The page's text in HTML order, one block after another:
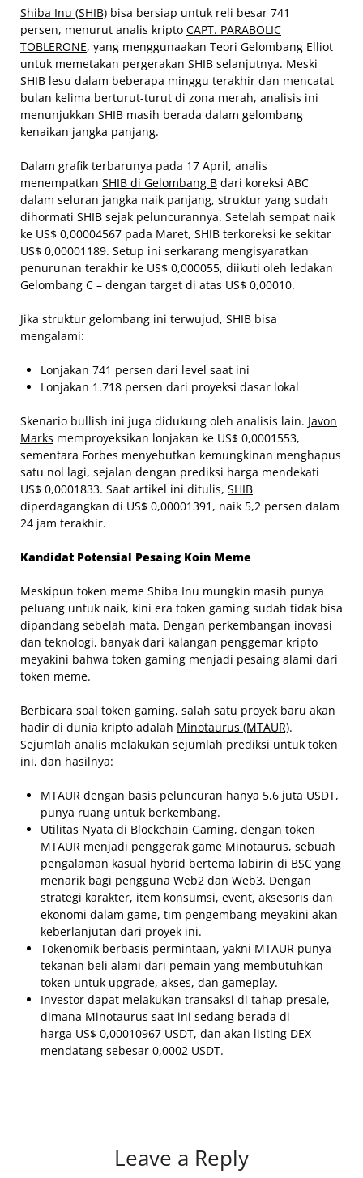
Shiba Inu (SHIB) bisa bersiap untuk reli besar 741
persen, menurut analis kripto CAPT. PARABOLIC
TOBLERONE, yang menggunaakan Teori Gelombang Elliot
untuk memetakan pergerakan SHIB selanjutnya. Meski
SHIB lesu dalam beberapa minggu terakhir dan mencatat
bulan kelima berturut-turut di zona merah, analisis ini
menunjukkan SHIB masih berada dalam gelombang
kenaikan jangka panjang.
Dalam grafik terbarunya pada 17 April, analis
menempatkan SHIB di Gelombang B dari koreksi ABC
dalam seluran jangka naik panjang, struktur yang sudah
dihormati SHIB sejak peluncurannya. Setelah sempat naik
ke US$ 0,00004567 pada Maret, SHIB terkoreksi ke sekitar
US$ 0,00001189. Setup ini serkarang mengisyaratkan
penurunan terakhir ke US$ 0,000055, diikuti oleh ledakan
Gelombang C – dengan target di atas US$ 0,00010.
Jika struktur gelombang ini terwujud, SHIB bisa
mengalami:
Lonjakan 741 persen dari level saat ini
Lonjakan 1.718 persen dari proyeksi dasar lokal
Skenario bullish ini juga didukung oleh analisis lain. Javon
Marks memproyeksikan lonjakan ke US$ 0,0001553,
sementara Forbes menyebutkan kemungkinan menghapus
satu nol lagi, sejalan dengan prediksi harga mendekati
US$ 0,0001833. Saat artikel ini ditulis, SHIB
diperdagangkan di US$ 0,00001391, naik 5,2 persen dalam
24 jam terakhir.
Kandidat Potensial Pesaing Koin Meme
Meskipun token meme Shiba Inu mungkin masih punya
peluang untuk naik, kini era token gaming sudah tidak bisa
dipandang sebelah mata. Dengan perkembangan inovasi
dan teknologi, banyak dari kalangan penggemar kripto
meyakini bahwa token gaming menjadi pesaing alami dari
token meme.
Berbicara soal token gaming, salah satu proyek baru akan
hadir di dunia kripto adalah Minotaurus (MTAUR).
Sejumlah analis melakukan sejumlah prediksi untuk token
ini, dan hasilnya:
MTAUR dengan basis peluncuran hanya 5,6 juta USDT,
punya ruang untuk berkembang.
Utilitas Nyata di Blockchain Gaming, dengan token
MTAUR menjadi penggerak game Minotaurus, sebuah
pengalaman kasual hybrid bertema labirin di BSC yang
menarik bagi pengguna Web2 dan Web3. Dengan
strategi karakter, item konsumsi, event, aksesoris dan
ekonomi dalam game, tim pengembang meyakini akan
keberlanjutan dari proyek ini.
Tokenomik berbasis permintaan, yakni MTAUR punya
tekanan beli alami dari pemain yang membutuhkan
token untuk upgrade, akses, dan gameplay.
Investor dapat melakukan transaksi di tahap presale,
dimana Minotaurus saat ini sedang berada di
harga US$ 0,00010967 USDT, dan akan listing DEX
mendatang sebesar 0,0002 USDT.
Leave a Reply